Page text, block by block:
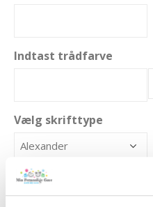
Indtast trådfarve
Vælg skrifttype